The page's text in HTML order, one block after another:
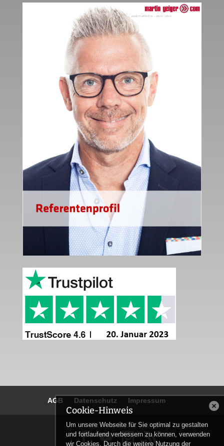
AGB Datenschutz Impressum
 
Cookie-Hinweis
Um unsere Webseite für Sie optimal zu gestalten
und fortlaufend verbessern zu können, verwenden
wir Cookies. Durch die weitere Nutzung der